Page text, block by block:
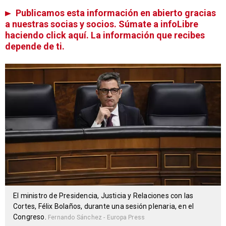
Publicamos esta información en abierto gracias
a nuestras socias y socios. Súmate a infoLibre
haciendo click aquí. La información que recibes
depende de ti.
El ministro de Presidencia, Justicia y Relaciones con las
Cortes, Félix Bolaños, durante una sesión plenaria, en el
Congreso.
Fernando Sánchez - Europa Press